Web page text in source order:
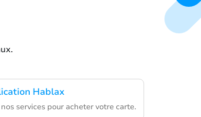
Hablax
services pour acheter votre carte.